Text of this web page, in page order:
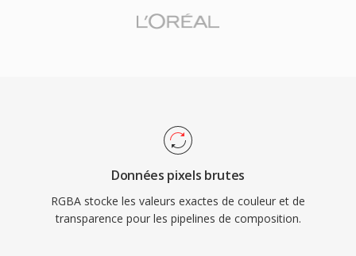
Données pixels brutes
RGBA stocke les valeurs exactes de couleur et de
transparence pour les pipelines de composition.